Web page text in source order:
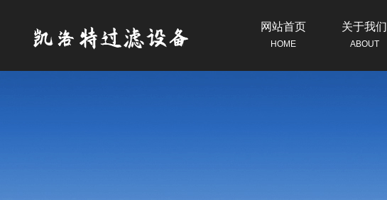
网站首页
HOME
关于我们
ABOUT